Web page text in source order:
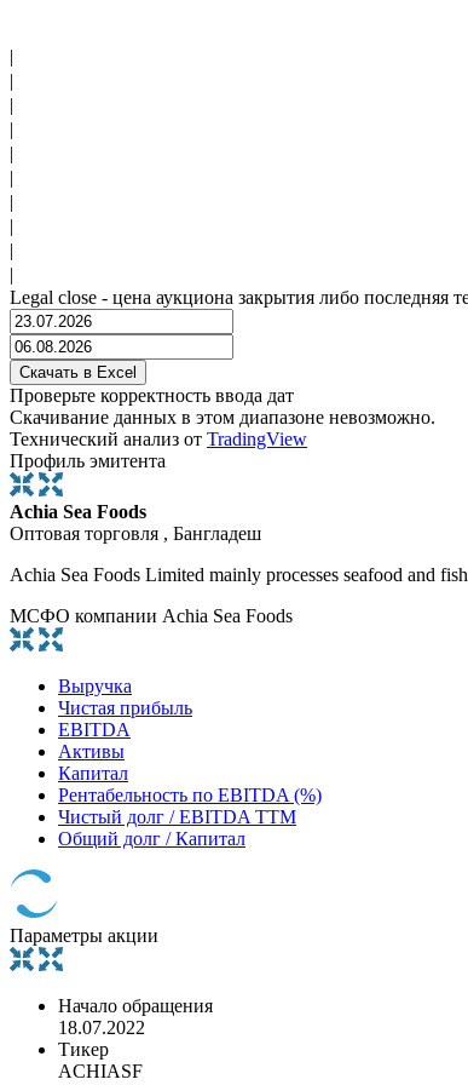
|
|
|
|
|
|
|
|
|
|
Legal close - цена аукциона закрытия либо последняя
Проверьте корректность ввода дат
Скачивание данных в этом диапазоне невозможно.
Технический анализ от TradingView
Профиль эмитента
Achia Sea Foods
Оптовая торговля , Бангладеш
Achia Sea Foods Limited mainly processes seafood and
МСФО компании Achia Sea Foods
Выручка
Чистая прибыль
EBITDA
Активы
Капитал
Рентабельность по EBITDA (%)
Чистый долг / EBITDA TTM
Общий долг / Капитал
Параметры акции
Начало обращения
18.07.2022
Тикер
ACHIASF